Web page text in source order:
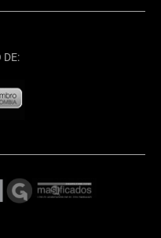
DE: